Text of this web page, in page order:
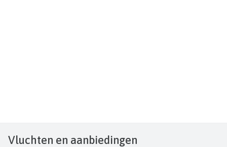
Vluchten en aanbiedingen